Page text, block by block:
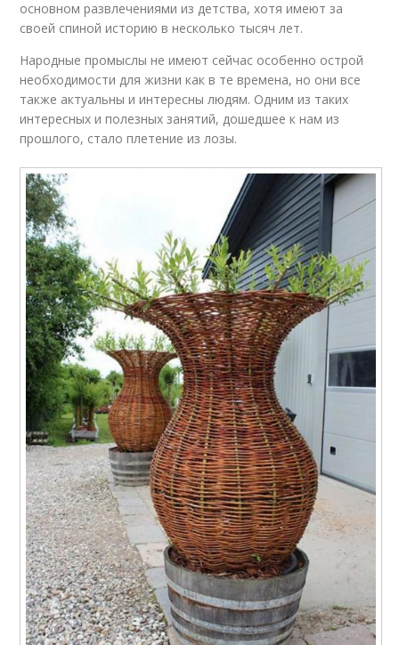
основном развлечениями из детства, хотя имеют за
своей спиной историю в несколько тысяч лет.
Народные промыслы не имеют сейчас особенно острой
необходимости для жизни как в те времена, но они все
также актуальны и интересны людям. Одним из таких
интересных и полезных занятий, дошедшее к нам из
прошлого, стало плетение из лозы.